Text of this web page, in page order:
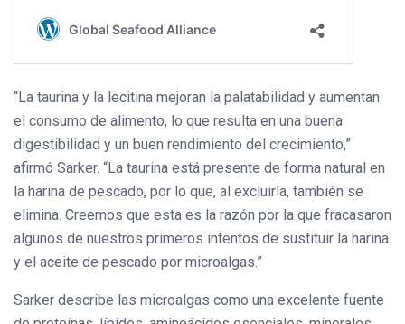
“La taurina y la lecitina mejoran la palatabilidad y aumentan
el consumo de alimento, lo que resulta en una buena
digestibilidad y un buen rendimiento del crecimiento,”
afirmó Sarker. “La taurina está presente de forma natural en
la harina de pescado, por lo que, al excluirla, también se
elimina. Creemos que esta es la razón por la que fracasaron
algunos de nuestros primeros intentos de sustituir la harina
y el aceite de pescado por microalgas.”
Sarker describe las microalgas como una excelente fuente